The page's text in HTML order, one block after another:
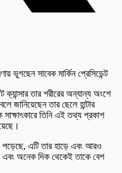
ক্যান্সার তার শরীরের অন্যান্য অংশে
জানিয়েছেন তার ছেলে হান্টার
সাক্ষাৎকারে তিনি এই তথ্য প্রকাশ
পড়েছে, এটি তার হাড়ে এবং আরও
এবং অনেক দিক থেকেই তাকে বেশ